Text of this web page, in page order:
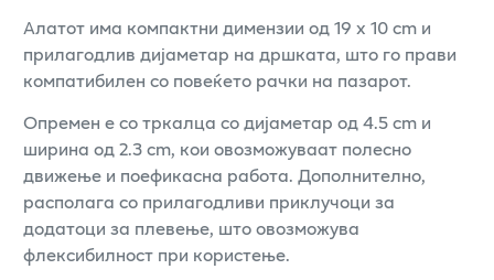
Алатот има компактни димензии од 19 x 10 cm и
прилагодлив дијаметар на дршката, што го прави
компатибилен со повеќето рачки на пазарот.
Опремен е со тркалца со дијаметар од 4.5 cm и
ширина од 2.3 cm, кои овозможуваат полесно
движење и поефикасна работа. Дополнително,
располага со прилагодливи приклучоци за
додатоци за плевење, што овозможува
флексибилност при користење.